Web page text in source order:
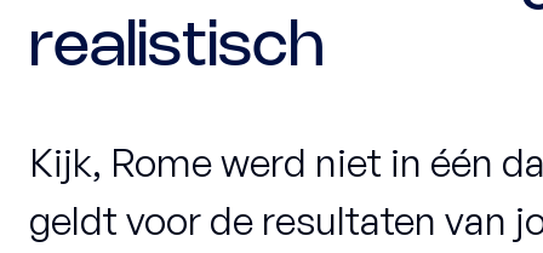
realistisch
Kijk, Rome werd niet in één
geldt voor de resultaten van